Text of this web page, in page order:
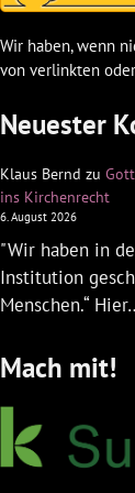
Wir haben, wenn
von verlinkten
Neuester
Klaus Bernd zu
ins Kirchenrecht
6. August 2026
"Wir haben in
Institution
Menschen.“
Mach mit!